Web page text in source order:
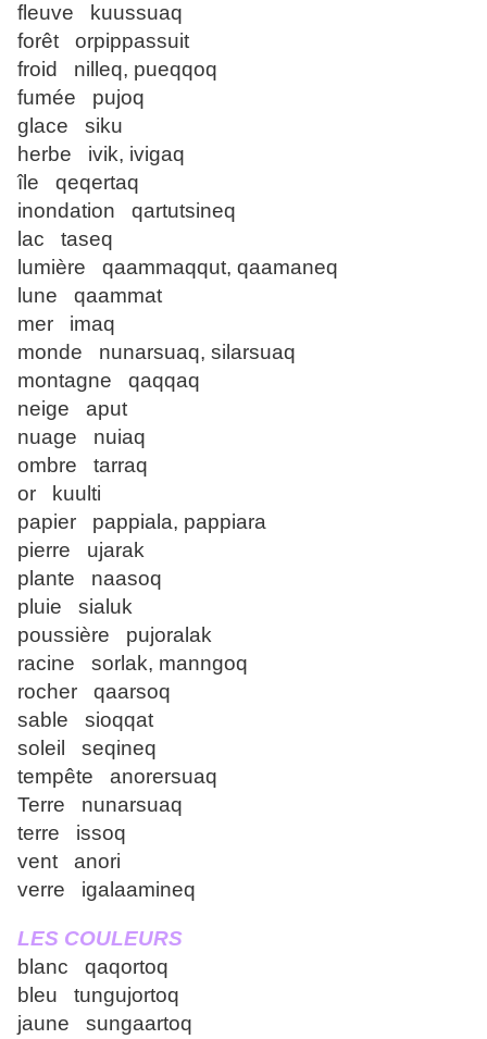
fleuve kuussuaq
forêt orpippassuit
froid nilleq, pueqqoq
fumée pujoq
glace siku
herbe ivik, ivigaq
île qeqertaq
inondation qartutsineq
lac taseq
lumière qaammaqqut, qaamaneq
lune qaammat
mer imaq
monde nunarsuaq, silarsuaq
montagne qaqqaq
neige aput
nuage nuiaq
ombre tarraq
or kuulti
papier pappiala, pappiara
pierre ujarak
plante naasoq
pluie sialuk
poussière pujoralak
racine sorlak, manngoq
rocher qaarsoq
sable sioqqat
soleil seqineq
tempête anorersuaq
Terre nunarsuaq
terre issoq
vent anori
verre igalaamineq
LES COULEURS
blanc qaqortoq
bleu tungujortoq
jaune sungaartoq